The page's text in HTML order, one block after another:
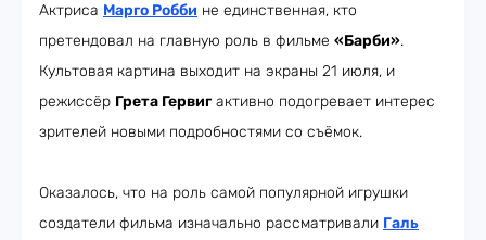
Актриса Марго Робби не единственная, кто
претендовал на главную роль в фильме «Барби».
Культовая картина выходит на экраны 21 июля, и
режиссёр Грета Гервигактивно подогревает интерес
зрителей новыми подробностями со съёмок.
Оказалось, что на роль самой популярной игрушки
создатели фильма изначально рассматривали Галь